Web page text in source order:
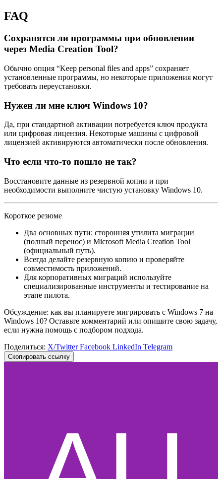
FAQ
Сохранятся ли программы при обновлении
через Media Creation Tool?
Обычно опция “Keep personal files and apps” сохраняет
установленные программы, но некоторые приложения могут
требовать переустановки.
Нужен ли мне ключ Windows 10?
Да, при стандартной активации потребуется ключ продукта
или цифровая лицензия. Некоторые машины с цифровой
лицензией активируются автоматически после обновления.
Что если что‑то пошло не так?
Восстановите данные из резервной копии и при
необходимости выполните чистую установку Windows 10.
Короткое резюме
Два основных пути: сторонняя утилита миграции
(полный перенос) и Microsoft Media Creation Tool
(официальный путь).
Всегда делайте резервную копию и проверяйте
совместимость приложений.
Для корпоративных миграций используйте
специализированные инструменты и тестирование на
этапе пилота.
Обсуждение: как вы планируете мигрировать с Windows 7 на
Windows 10? Оставьте комментарий или опишите свою задачу,
если нужна помощь с подбором подхода.
Поделиться: X/TwitterFacebook LinkedIn Telegram
Скопировать ссылку